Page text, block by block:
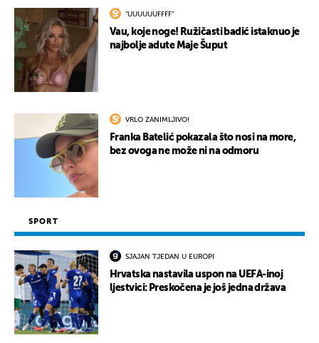
"UUUUUUFFFF"
Vau, koje noge! Ružičasti badić istaknuo je
najbolje adute Maje Šuput
VRLO ZANIMLJIVO!
Franka Batelić pokazala što nosi na more,
bez ovoga ne može ni na odmoru
SPORT
SJAJAN TJEDAN U EUROPI
Hrvatska nastavila uspon na UEFA-inoj
ljestvici: Preskočena je još jedna država
UKLJUČITE NOTIFIKACIJE